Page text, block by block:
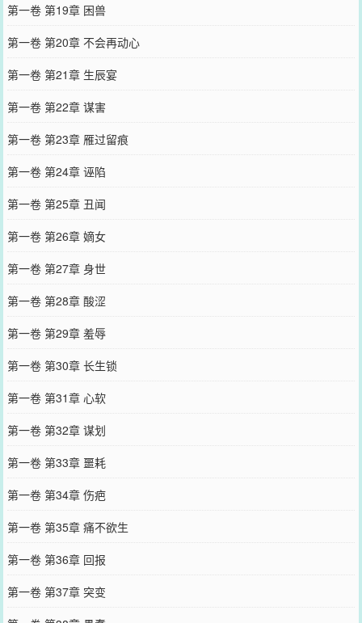
第一卷 第19章 困兽
第一卷 第20章 不会再动心
第一卷 第21章 生辰宴
第一卷 第22章 谋害
第一卷 第23章 雁过留痕
第一卷 第24章 诬陷
第一卷 第25章 丑闻
第一卷 第26章 嫡女
第一卷 第27章 身世
第一卷 第28章 酸涩
第一卷 第29章 羞辱
第一卷 第30章 长生锁
第一卷 第31章 心软
第一卷 第32章 谋划
第一卷 第33章 噩耗
第一卷 第34章 伤疤
第一卷 第35章 痛不欲生
第一卷 第36章 回报
第一卷 第37章 突变